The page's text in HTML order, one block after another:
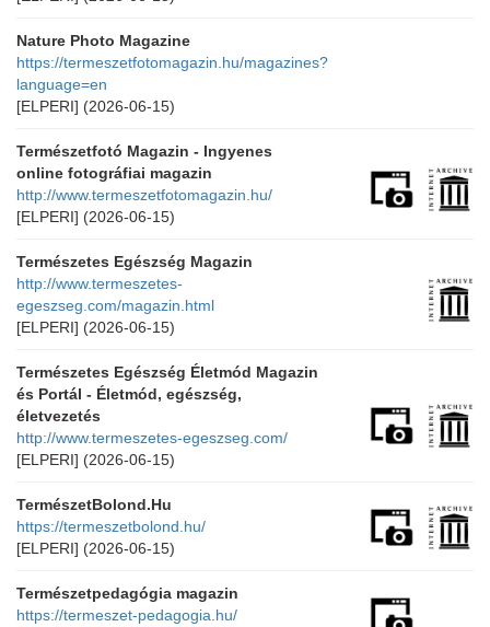
Nature Photo Magazine
https://termeszetfotomagazin.hu/magazines?
language=en
[ELPERI] (2026-06-15)
Természetfotó Magazin - Ingyenes
online fotográfiai magazin
http://www.termeszetfotomagazin.hu/
[ELPERI] (2026-06-15)
Természetes Egészség Magazin
http://www.termeszetes-
egeszseg.com/magazin.html
[ELPERI] (2026-06-15)
Természetes Egészség Életmód Magazin
és Portál - Életmód, egészség,
életvezetés
http://www.termeszetes-egeszseg.com/
[ELPERI] (2026-06-15)
TermészetBolond.Hu
https://termeszetbolond.hu/
[ELPERI] (2026-06-15)
Természetpedagógia magazin
https://termeszet-pedagogia.hu/